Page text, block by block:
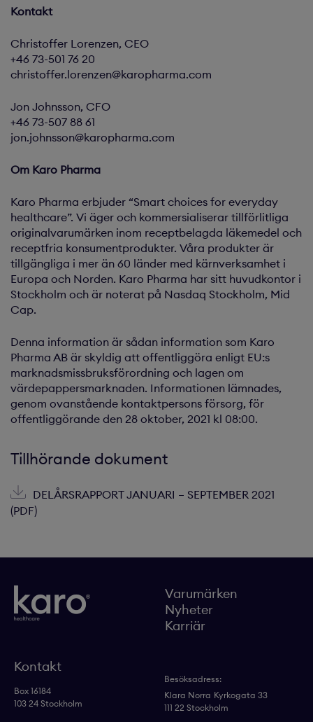
Kontakt
Christoffer Lorenzen, CEO
+46 73-501 76 20
christoffer.lorenzen@karopharma.com
Jon Johnsson, CFO
+46 73-507 88 61
jon.johnsson@karopharma.com
Om Karo Pharma
Karo Pharma erbjuder “Smart choices for everyday
healthcare”. Vi äger och kommersialiserar tillförlitliga
originalvarumärken inom receptbelagda läkemedel och
receptfria konsumentprodukter. Våra produkter är
tillgängliga i mer än 60 länder med kärnverksamhet i
Europa och Norden. Karo Pharma har sitt huvudkontor i
Stockholm och är noterat på Nasdaq Stockholm, Mid
Cap.
Denna information är sådan information som Karo
Pharma AB är skyldig att offentliggöra enligt EU:s
marknadsmissbruksförordning och lagen om
värdepappersmarknaden. Informationen lämnades,
genom ovanstående kontaktpersons försorg, för
offentliggörande den 28 oktober, 2021 kl 08:00.
Tillhörande dokument
DELÅRSRAPPORT JANUARI – SEPTEMBER 2021
(PDF)
Varumärken
Nyheter
Karriär
Kontakt
Box 16184
103 24 Stockholm
Besöksadress:
Klara Norra Kyrkogata 33
111 22 Stockholm